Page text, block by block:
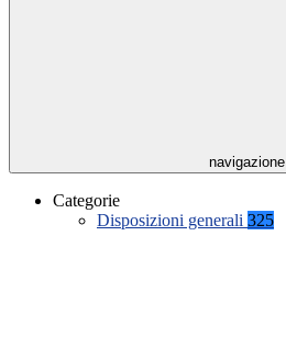
navigazione
Categorie
Disposizioni generali 325